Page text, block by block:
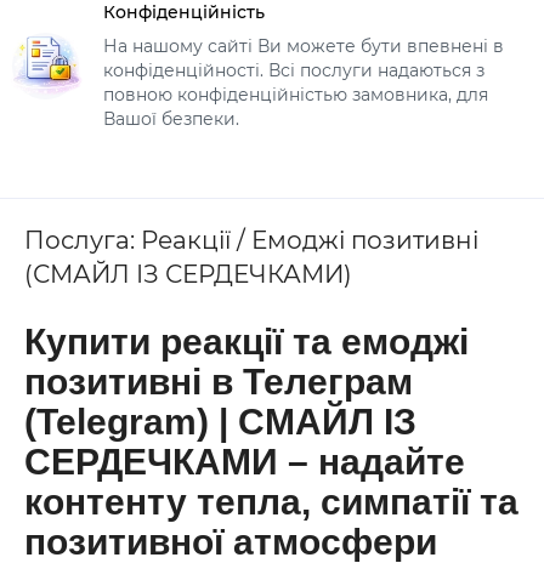
Конфіденційність
На нашому сайті Ви можете бути впевнені в
конфіденційності. Всі послуги надаються з
повною конфіденційністью замовника, для
Вашої безпеки.
Послуга: Реакції / Емоджі позитивні
(СМАЙЛ ІЗ СЕРДЕЧКАМИ)
Купити реакції та емоджі
позитивні в Телеграм
(Telegram) | СМАЙЛ ІЗ
СЕРДЕЧКАМИ – надайте
контенту тепла, симпатії та
позитивної атмосфери